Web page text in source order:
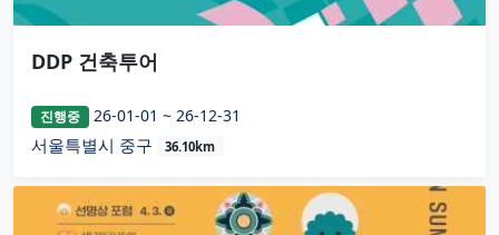
DDP 건축투어
진행중 26-01-01 ~ 26-12-31
서울특별시 중구 36.10km